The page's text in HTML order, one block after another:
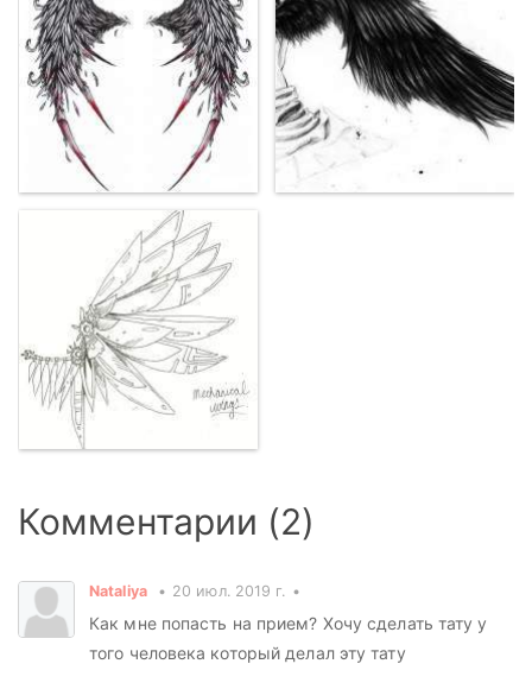
Комментарии (2)
Nataliya 20 июл. 2019 г.
Как мне попасть на прием? Хочу сделать тату у
того человека который делал эту тату